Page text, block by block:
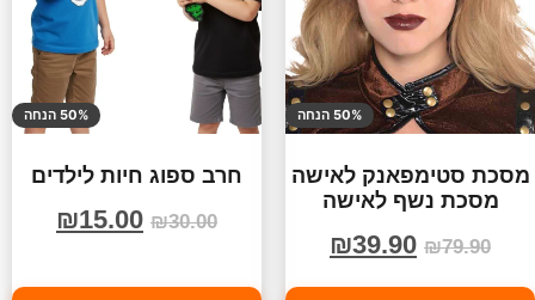
50% הנחה
מסכת סטימפאנק לאישה
מסכת נשף לאישה
₪79.90
₪39.90
50% הנחה
חרב ספוג חיות לילדים
₪30.00
₪15.00